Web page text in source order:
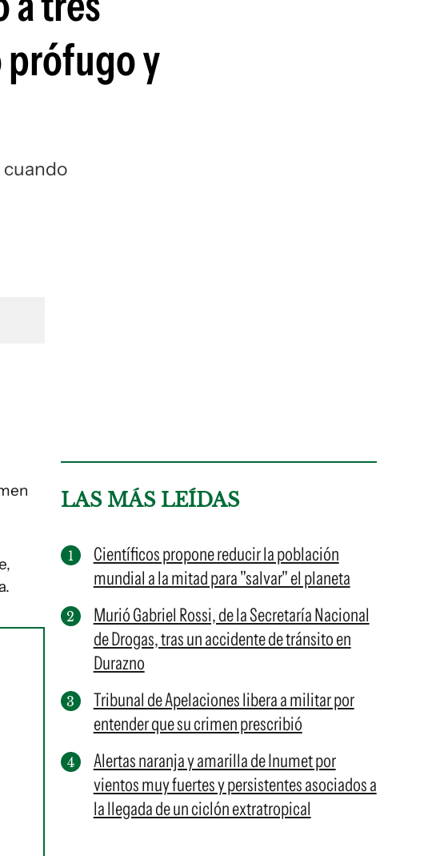
prófugo y
cuando
LAS MÁS LEÍDAS
Científicos propone reducir la población
mundial a la mitad para "salvar" el planeta
Murió Gabriel Rossi, de la Secretaría Nacional
de Drogas, tras un accidente de tránsito en
Durazno
Tribunal de Apelaciones libera a militar por
entender que su crimen prescribió
Alertas naranja y amarilla de Inumet por
vientos muy fuertes y persistentes asociados a
la llegada de un ciclón extratropical